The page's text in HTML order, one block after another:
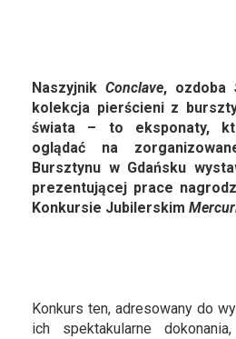
Naszyjnik Conclave, ozdoba
kolekcja pierścieni z
świata – to eksponaty,
oglądać na
Bursztynu w Gdańsku
prezentującej prace
Konkursie Jubilerskim
Konkurs ten, adresowany do
ich spektakularne